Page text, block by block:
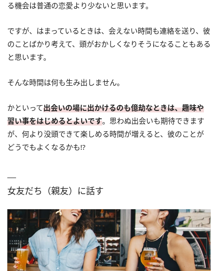
る機会は普通の恋愛より少ないと思います。
ですが、はまっているときは、会えない時間も連絡を送り、彼
のことばかり考えて、頭がおかしくなりそうになることもある
と思います。
そんな時間は何も生み出しません。
かといって出会いの場に出かけるのも億劫なときは、趣味や
習い事をはじめるとよいです。思わぬ出会いも期待できます
が、何より没頭できて楽しめる時間が増えると、彼のことが
どうでもよくなるかも!?
女友だち（親友）に話す